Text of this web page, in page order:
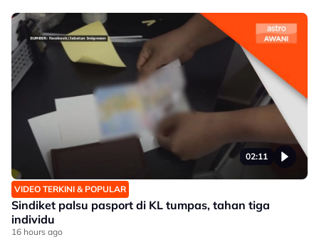
02:11
VIDEO TERKINI & POPULAR
Sindiket palsu pasport di KL tumpas, tahan tiga
individu
16 hours ago